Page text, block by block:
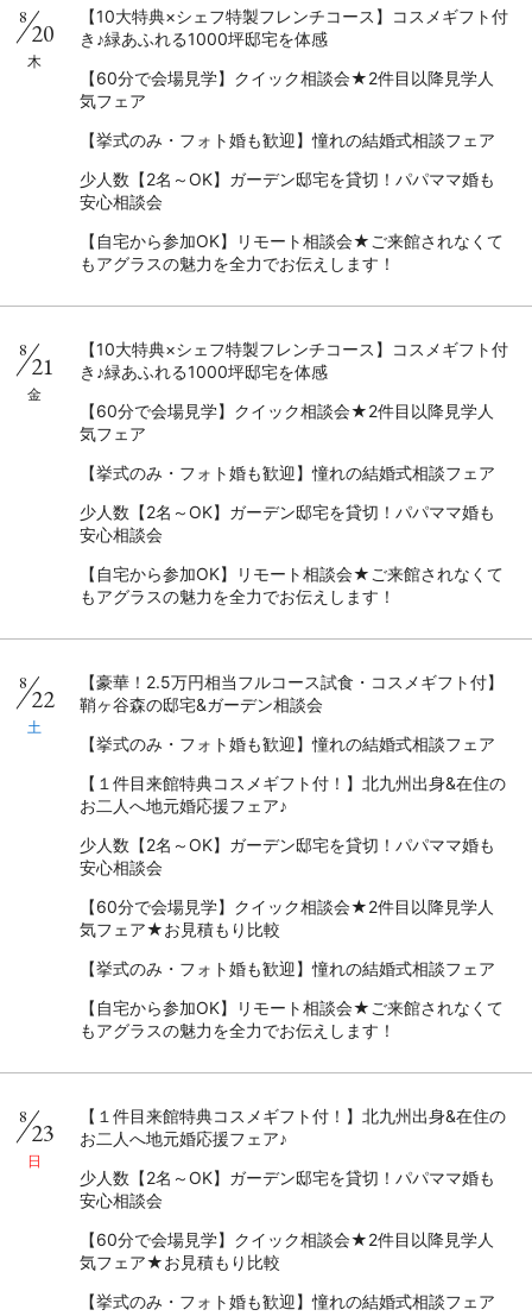
8
20
木
【10大特典×シェフ特製フレンチコース】コスメギフト付
き♪緑あふれる1000坪邸宅を体感
【60分で会場見学】クイック相談会★2件目以降見学人
気フェア
【挙式のみ・フォト婚も歓迎】憧れの結婚式相談フェア
少人数【2名～OK】ガーデン邸宅を貸切！パパママ婚も
安心相談会
【自宅から参加OK】リモート相談会★ご来館されなくて
もアグラスの魅力を全力でお伝えします！
8
21
金
【10大特典×シェフ特製フレンチコース】コスメギフト付
き♪緑あふれる1000坪邸宅を体感
【60分で会場見学】クイック相談会★2件目以降見学人
気フェア
【挙式のみ・フォト婚も歓迎】憧れの結婚式相談フェア
少人数【2名～OK】ガーデン邸宅を貸切！パパママ婚も
安心相談会
【自宅から参加OK】リモート相談会★ご来館されなくて
もアグラスの魅力を全力でお伝えします！
8
22
土
【豪華！2.5万円相当フルコース試食・コスメギフト付】
鞘ヶ谷森の邸宅&ガーデン相談会
【挙式のみ・フォト婚も歓迎】憧れの結婚式相談フェア
【１件目来館特典コスメギフト付！】北九州出身&在住の
お二人へ地元婚応援フェア♪
少人数【2名～OK】ガーデン邸宅を貸切！パパママ婚も
安心相談会
【60分で会場見学】クイック相談会★2件目以降見学人
気フェア★お見積もり比較
【挙式のみ・フォト婚も歓迎】憧れの結婚式相談フェア
【自宅から参加OK】リモート相談会★ご来館されなくて
もアグラスの魅力を全力でお伝えします！
8
23
日
【１件目来館特典コスメギフト付！】北九州出身&在住の
お二人へ地元婚応援フェア♪
少人数【2名～OK】ガーデン邸宅を貸切！パパママ婚も
安心相談会
【60分で会場見学】クイック相談会★2件目以降見学人
気フェア★お見積もり比較
【挙式のみ・フォト婚も歓迎】憧れの結婚式相談フェア